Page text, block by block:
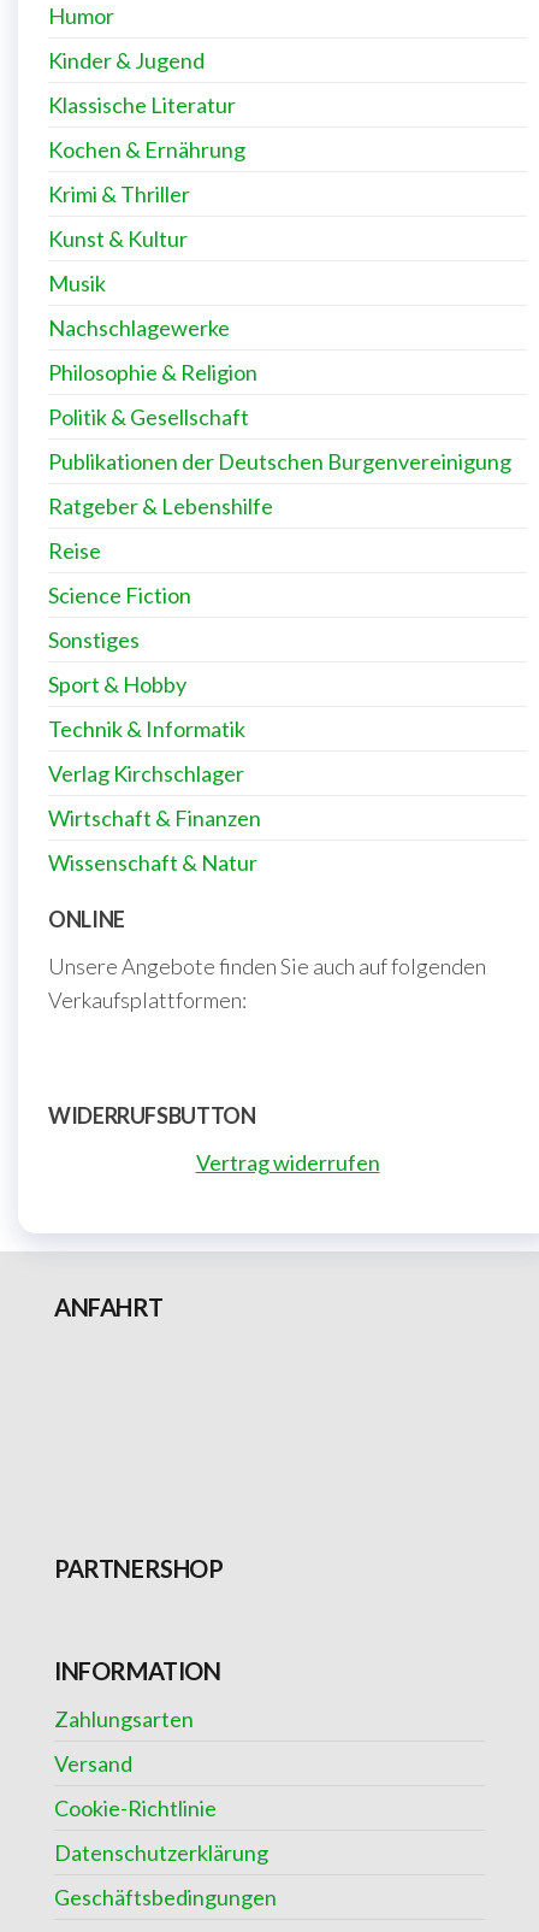
Humor
Kinder & Jugend
Klassische Literatur
Kochen & Ernährung
Krimi & Thriller
Kunst & Kultur
Musik
Nachschlagewerke
Philosophie & Religion
Politik & Gesellschaft
Publikationen der Deutschen Burgenvereinigung
Ratgeber & Lebenshilfe
Reise
Science Fiction
Sonstiges
Sport & Hobby
Technik & Informatik
Verlag Kirchschlager
Wirtschaft & Finanzen
Wissenschaft & Natur
ONLINE
Unsere Angebote finden Sie auch auf folgenden
Verkaufsplattformen:
WIDERRUFSBUTTON
Vertrag widerrufen
ANFAHRT
PARTNERSHOP
INFORMATION
Zahlungsarten
Versand
Cookie-Richtlinie
Datenschutzerklärung
Geschäftsbedingungen